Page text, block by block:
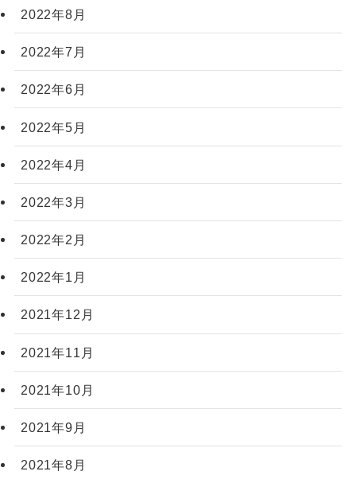
2022年8月
2022年7月
2022年6月
2022年5月
2022年4月
2022年3月
2022年2月
2022年1月
2021年12月
2021年11月
2021年10月
2021年9月
2021年8月